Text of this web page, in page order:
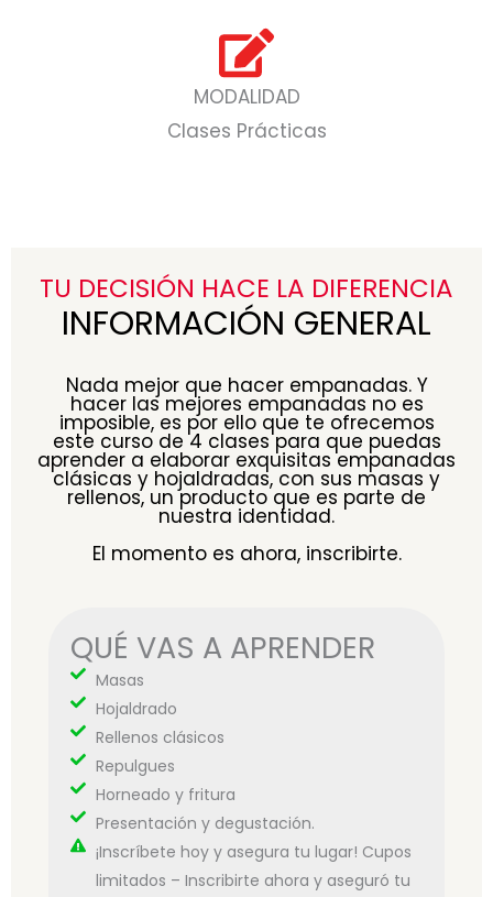
MODALIDAD
Clases Prácticas
TU DECISIÓN HACE LA DIFERENCIA
INFORMACIÓN GENERAL
Nada mejor que hacer empanadas. Y
hacer las mejores empanadas no es
imposible, es por ello que te ofrecemos
este curso de 4 clases para que puedas
aprender a elaborar exquisitas empanadas
clásicas y hojaldradas, con sus masas y
rellenos, un producto que es parte de
nuestra identidad.
El momento es ahora, inscribirte.
QUÉ VAS A APRENDER
Masas
Hojaldrado
Rellenos clásicos
Repulgues
Horneado y fritura
Presentación y degustación.
¡Inscríbete hoy y asegura tu lugar! Cupos
limitados – Inscribirte ahora y aseguró tu